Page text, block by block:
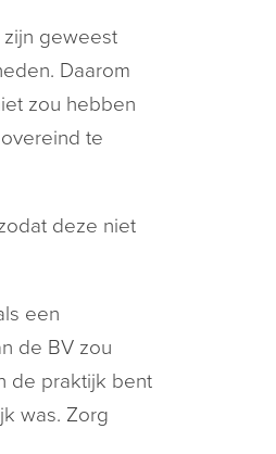
geweest
Daarom
zou hebben
te
deze niet
een
de BV zou
de praktijk bent
was. Zorg